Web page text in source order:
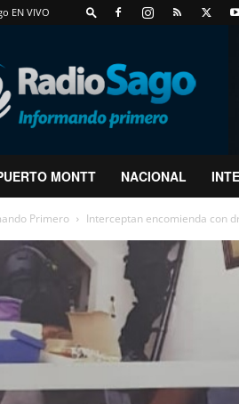
EN VIVO
MONTT NACIONAL
Primero Interceptan encomienda con